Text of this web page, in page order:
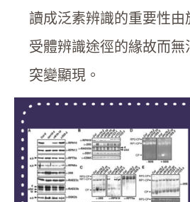
讀成泛素辨識的重要性由
受體辨識途徑的緣故而
突變顯現。